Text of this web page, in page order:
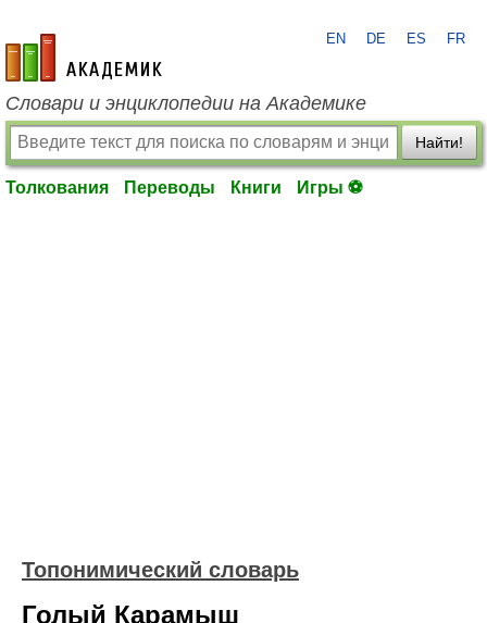
academic.ru
EN DE ES FR
Словари и энциклопедии на Академике
Найти!
Толкования Переводы Книги Игры ⚽
Топонимический словарь
Голый Карамыш